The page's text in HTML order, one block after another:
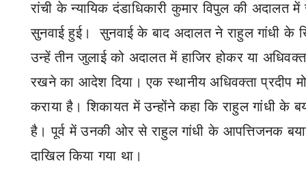
रांची के न्यायिक दंडाधिकारी कुमार विपुल की अदालत
सुनवाई हुई।
सुनवाई के बाद अदालत ने राहुल गांधी के
उन्हें तीन जुलाई को अदालत में हाजिर होकर या
रखने का आदेश दिया। एक स्थानीय अधिवक्ता प्रदीप
कराया है। शिकायत में उन्होंने कहा कि राहुल गांधी के
है। पूर्व में उनकी ओर से राहुल गांधी के आपत्तिजनक
दाखिल किया गया था।